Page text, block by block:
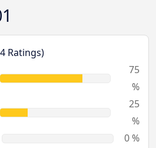
Ratings)
75
%
25
%
0 %